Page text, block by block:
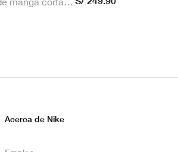
Acerca de Nike